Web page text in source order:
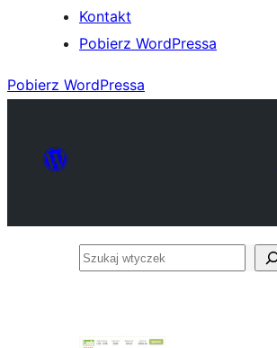
Kontakt
Pobierz WordPressa
Pobierz WordPressa
Szukaj